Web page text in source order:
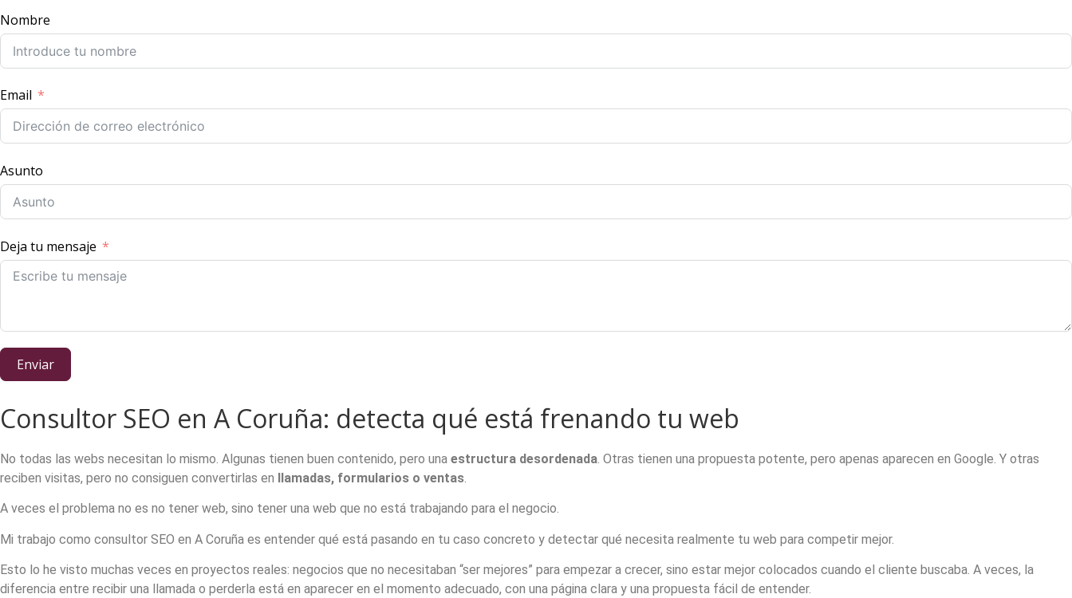
Nombre
Email
Asunto
Deja tu mensaje
Enviar
Consultor SEO en A Coruña: detecta qué está frenando tu web
No todas las webs necesitan lo mismo. Algunas tienen buen contenido, pero una estructura desordenada. Otras tienen una propuesta potente, pero apenas aparecen en Google. Y otras
reciben visitas, pero no consiguen convertirlas en llamadas, formularios o ventas.
A veces el problema no es no tener web, sino tener una web que no está trabajando para el negocio.
Mi trabajo como consultor SEO en A Coruña es entender qué está pasando en tu caso concreto y detectar qué necesita realmente tu web para competir mejor.
Esto lo he visto muchas veces en proyectos reales: negocios que no necesitaban “ser mejores” para empezar a crecer, sino estar mejor colocados cuando el cliente buscaba. A veces, la
diferencia entre recibir una llamada o perderla está en aparecer en el momento adecuado, con una página clara y una propuesta fácil de entender.